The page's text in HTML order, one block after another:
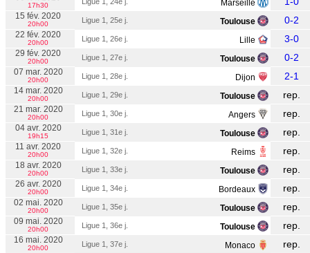
17h30 Marseille
15 fév. 2020
20h00 Ligue 1, 25e j. Toulouse 0-2
22 fév. 2020
20h00 Ligue 1, 26e j. Lille 3-0
29 fév. 2020
20h00 Ligue 1, 27e j. Toulouse 0-2
07 mar. 2020
20h00 Ligue 1, 28e j. Dijon 2-1
14 mar. 2020
20h00 Ligue 1, 29e j. Toulouse rep.
21 mar. 2020
20h00 Ligue 1, 30e j. Angers rep.
04 avr. 2020
19h15 Ligue 1, 31e j. Toulouse rep.
11 avr. 2020
20h00 Ligue 1, 32e j. Reims rep.
18 avr. 2020
20h00 Ligue 1, 33e j. Toulouse rep.
26 avr. 2020
20h00 Ligue 1, 34e j. Bordeaux rep.
02 mai. 2020
20h00 Ligue 1, 35e j. Toulouse rep.
09 mai. 2020
20h00 Ligue 1, 36e j. Toulouse rep.
16 mai. 2020
20h00 Ligue 1, 37e j. Monaco rep.